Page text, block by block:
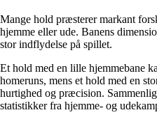
Mange hold præsterer markant
hjemme eller ude. Banens
stor indflydelse på spillet.
Et hold med en lille hjemmebane
homeruns, mens et hold med en
hurtighed og præcision.
statistikker fra hjemme- og